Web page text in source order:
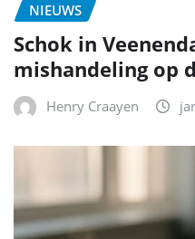
NIEUWS
Schok in
mishandeling op
Henry Craayen